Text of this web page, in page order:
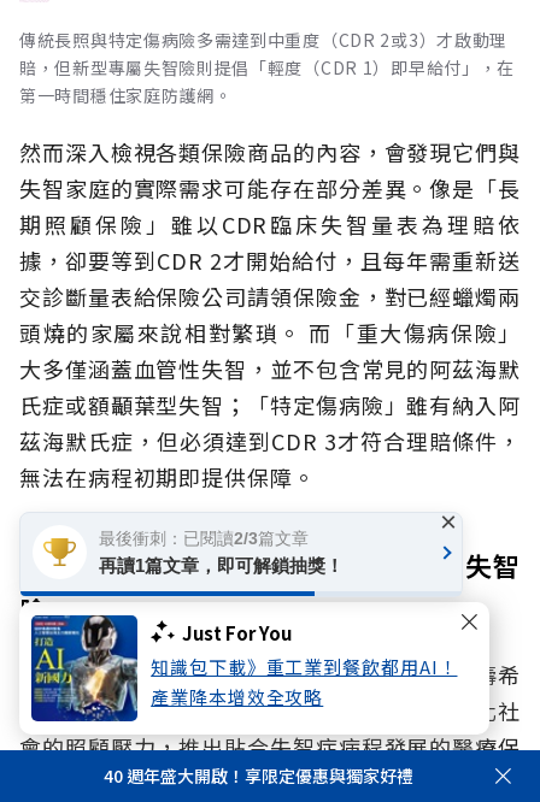
Just For You
知識包下載》重工業到餐飲都用AI！
產業降本增效全攻略
傳統長照與特定傷病險多需達到中重度（CDR 2或3）才啟動理
賠，但新型專屬失智險則提倡「輕度（CDR 1）即早給付」，在
第一時間穩住家庭防護網。
然而深入檢視各類保險商品的內容，會發現它們與
失智家庭的實際需求可能存在部分差異。像是「長
期照顧保險」雖以CDR臨床失智量表為理賠依
據，卻要等到CDR 2才開始給付，且每年需重新送
交診斷量表給保險公司請領保險金，對已經蠟燭兩
頭燒的家屬來說相對繁瑣。 而「重大傷病保險」
大多僅涵蓋血管性失智，並不包含常見的阿茲海默
氏症或額顳葉型失智；「特定傷病險」雖有納入阿
茲海默氏症，但必須達到CDR 3才符合理賠條件，
無法在病程初期即提供保障。
安達人壽打造「輕度即早給付」專屬失智
險
正因傳統保障普遍集中在病程中後期，安達人壽希
望將保障資源進一步往前延伸，真正解決高齡化社
會的照顧壓力，推出貼合失智症病程發展的醫療保
障，為有罹患失智症病患之家庭提供更即時的保
40 週年盛大開啟！享限定優惠與獨家好禮
最後衝刺：已閱讀2/3篇文章
再讀1篇文章，即可解鎖抽獎！
×